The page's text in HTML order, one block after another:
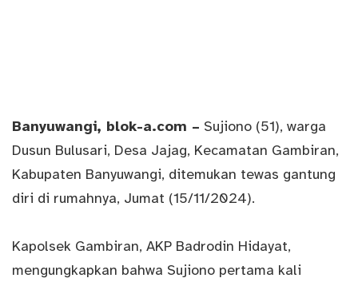
Banyuwangi, blok-a.com – Sujiono (51), warga
Dusun Bulusari, Desa Jajag, Kecamatan Gambiran,
Kabupaten Banyuwangi, ditemukan tewas gantung
diri di rumahnya, Jumat (15/11/2024).
Kapolsek Gambiran, AKP Badrodin Hidayat,
mengungkapkan bahwa Sujiono pertama kali